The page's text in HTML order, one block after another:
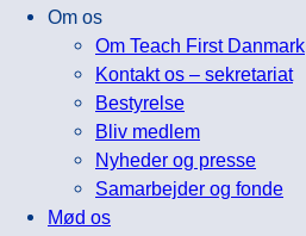
Om os
Om Teach First Danmark
Kontakt os – sekretariat
Bestyrelse
Bliv medlem
Nyheder og presse
Samarbejder og fonde
Mød os